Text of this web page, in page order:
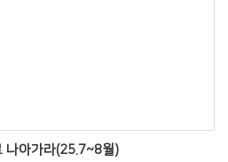
나아가라(25.7~8월)